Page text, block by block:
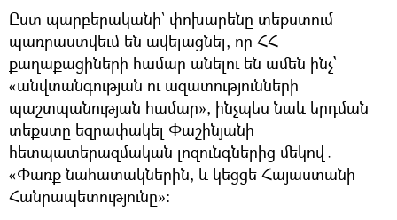
Ըստ պարբերականի՝ փոխարենը տեքստում
պառրաստվեւմ են ավելացնել, որ ՀՀ
քաղաքացիների համար անելու են ամեն ինչ՝
«անվտանգության ու ազատությունների
պաշտպանության համար», ինչպես նաև երդման
տեքստը եզրափակել Փաշինյանի
հետպատերազմական լոզունգներից մեկով․
«Փառք նահատակներին, և կեցցե Հայաստանի
Հանրապետությունը»։